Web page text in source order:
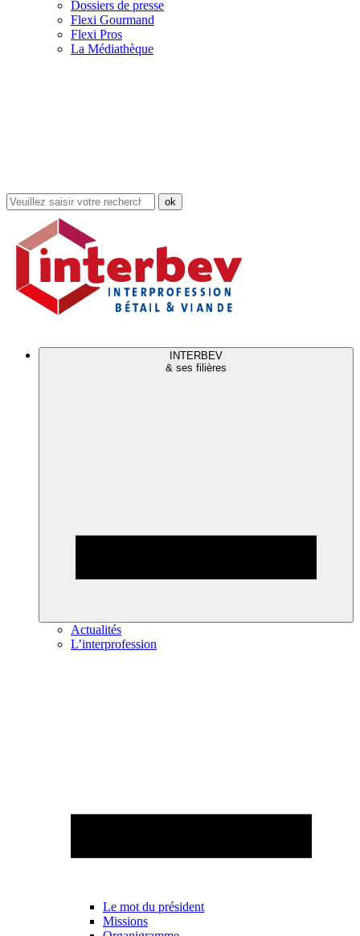
Dossiers de presse
Flexi Gourmand
Flexi Pros
La Médiathèque
Rechercher
dans
site
INTERBEV
& ses filières
Actualités
L’interprofession
Le mot du président
Missions